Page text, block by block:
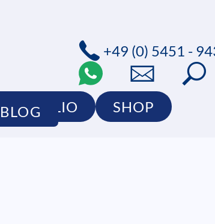
PORTFOLIO SHOP
BLOG
+49 (0) 5451 -